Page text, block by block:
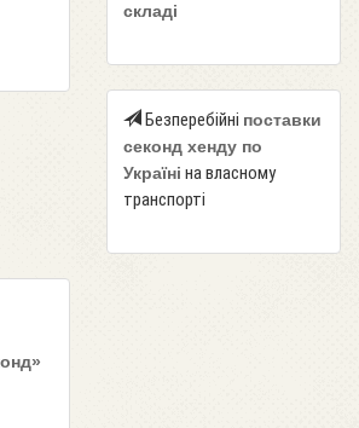
складі
Безперебійні поставки
секонд хенду по
Україні на власному
транспорті